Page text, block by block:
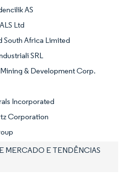
AS
Ltd
South Africa Limited
SRL
& Development Corp.
Incorporated
Corporation
MERCADO E TENDÊNCIAS